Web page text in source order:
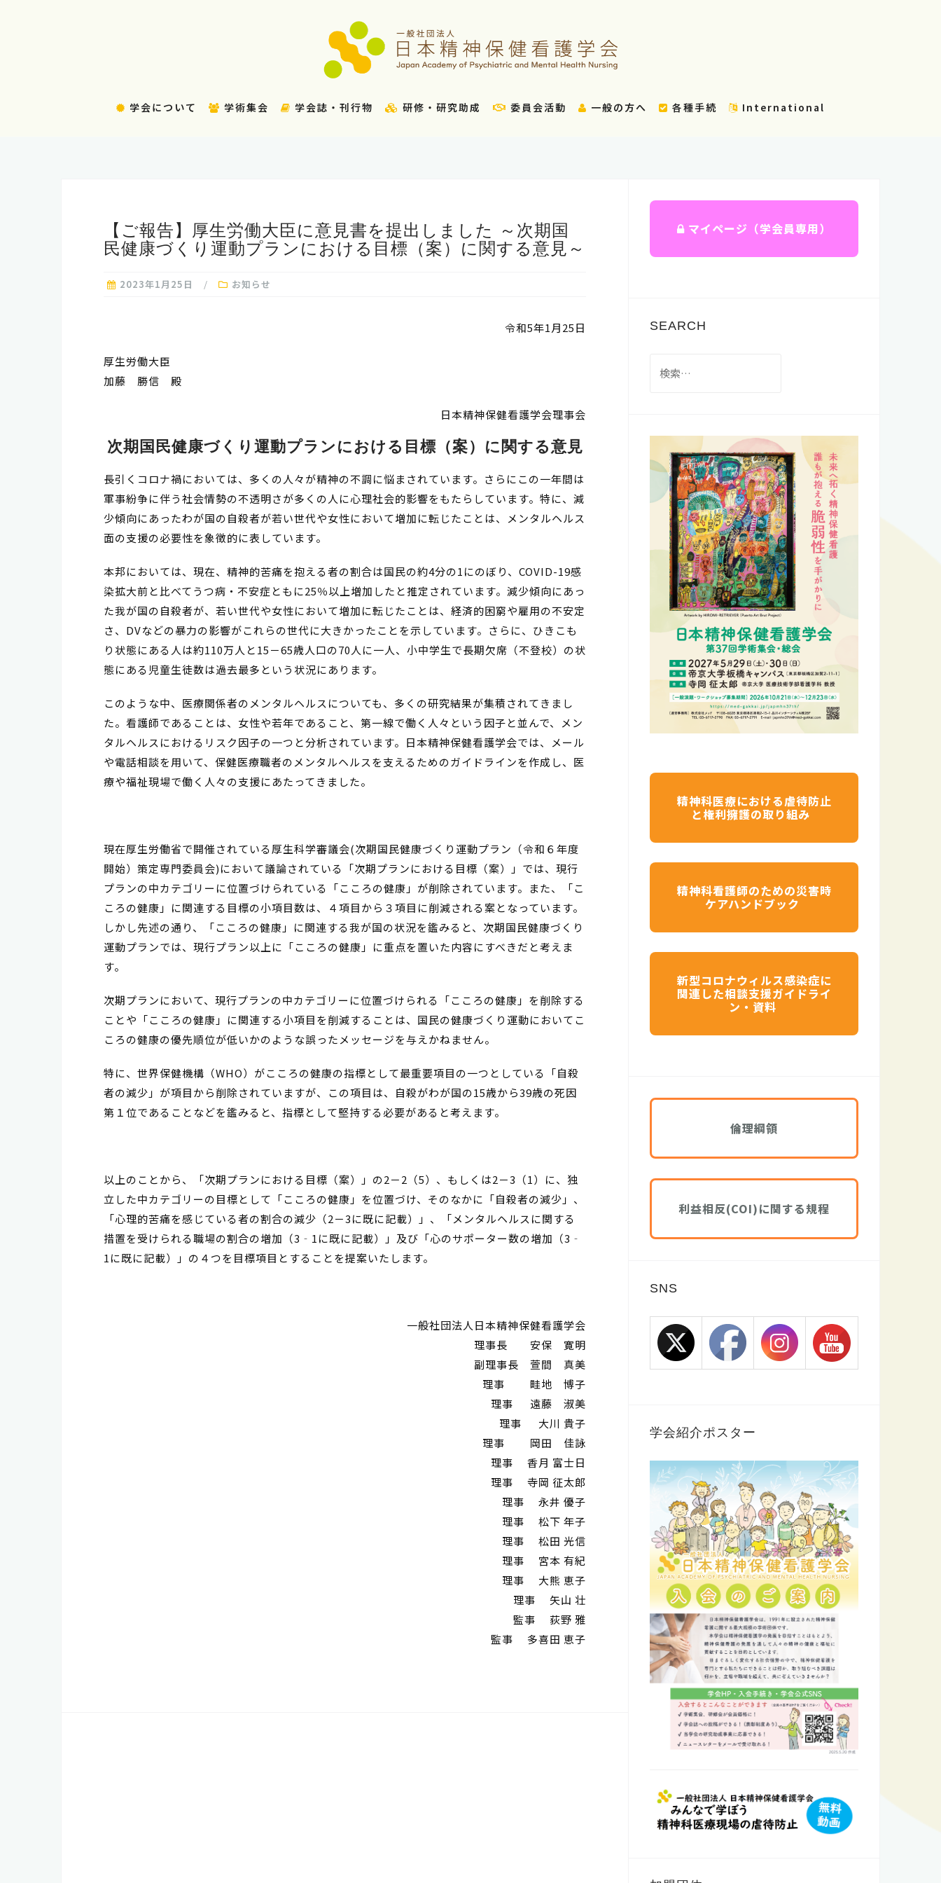
学会について 学術集会 学会誌・刊行物 研修・研究助成 委員会活動 一般の方へ 各種手続 International
【ご報告】厚生労働大臣に意見書を提出しました ～次期国
民健康づくり運動プランにおける目標（案）に関する意見～
2023年1月25日 お知らせ
令和5年1月25日
厚生労働大臣
加藤 勝信 殿
日本精神保健看護学会理事会
次期国民健康づくり運動プランにおける目標（案）に関する意見
長引くコロナ禍においては、多くの人々が精神の不調に悩まされています。さらにこの一年間は
軍事紛争に伴う社会情勢の不透明さが多くの人に心理社会的影響をもたらしています。特に、減
少傾向にあったわが国の自殺者が若い世代や女性において増加に転じたことは、メンタルヘルス
面の支援の必要性を象徴的に表しています。
本邦においては、現在、精神的苦痛を抱える者の割合は国民の約4分の1にのぼり、COVID-19感
染拡大前と比べてうつ病・不安症ともに25％以上増加したと推定されています。減少傾向にあっ
た我が国の自殺者が、若い世代や女性において増加に転じたことは、経済的困窮や雇用の不安定
さ、DVなどの暴力の影響がこれらの世代に大きかったことを示しています。さらに、ひきこも
り状態にある人は約110万人と15－65歳人口の70人に一人、小中学生で長期欠席（不登校）の状
態にある児童生徒数は過去最多という状況にあります。
このような中、医療関係者のメンタルヘルスについても、多くの研究結果が集積されてきまし
た。看護師であることは、女性や若年であること、第一線で働く人々という因子と並んで、メン
タルヘルスにおけるリスク因子の一つと分析されています。日本精神保健看護学会では、メール
や電話相談を用いて、保健医療職者のメンタルヘルスを支えるためのガイドラインを作成し、医
療や福祉現場で働く人々の支援にあたってきました。
現在厚生労働省で開催されている厚生科学審議会(次期国民健康づくり運動プラン（令和６年度
開始）策定専門委員会)において議論されている「次期プランにおける目標（案）」では、現行
プランの中カテゴリーに位置づけられている「こころの健康」が削除されています。また、「こ
ころの健康」に関連する目標の小項目数は、４項目から３項目に削減される案となっています。
しかし先述の通り、「こころの健康」に関連する我が国の状況を鑑みると、次期国民健康づくり
運動プランでは、現行プラン以上に「こころの健康」に重点を置いた内容にすべきだと考えま
す。
次期プランにおいて、現行プランの中カテゴリーに位置づけられる「こころの健康」を削除する
ことや「こころの健康」に関連する小項目を削減することは、国民の健康づくり運動においてこ
ころの健康の優先順位が低いかのような誤ったメッセージを与えかねません。
特に、世界保健機構（WHO）がこころの健康の指標として最重要項目の一つとしている「自殺
者の減少」が項目から削除されていますが、この項目は、自殺がわが国の15歳から39歳の死因
第１位であることなどを鑑みると、指標として堅持する必要があると考えます。
以上のことから、「次期プランにおける目標（案）」の2－2（5）、もしくは2－3（1）に、独
立した中カテゴリーの目標として「こころの健康」を位置づけ、そのなかに「自殺者の減少」、
「心理的苦痛を感じている者の割合の減少（2－3に既に記載）」、「メンタルヘルスに関する
措置を受けられる職場の割合の増加（3‐1に既に記載）」及び「心のサポーター数の増加（3‐
1に既に記載）」の４つを目標項目とすることを提案いたします。
一般社団法人日本精神保健看護学会
理事長 安保 寛明
副理事長 萱間 真美
理事 畦地 博子
理事 遠藤 淑美
理事 大川 貴子
理事 岡田 佳詠
理事 香月 富士日
理事 寺岡 征太郎
理事 永井 優子
理事 松下 年子
理事 松田 光信
理事 宮本 有紀
理事 大熊 恵子
理事 矢山 壮
監事 荻野 雅
監事 多喜田 恵子
マイページ（学会員専用）
SEARCH
索:
精神科医療における虐待防止
と権利擁護の取り組み
精神科看護師のための災害時
ケアハンドブック
新型コロナウィルス感染症に
関連した相談支援ガイドライ
ン・資料
倫理綱領
利益相反(COI)に関する規程
SNS
学会紹介ポスター